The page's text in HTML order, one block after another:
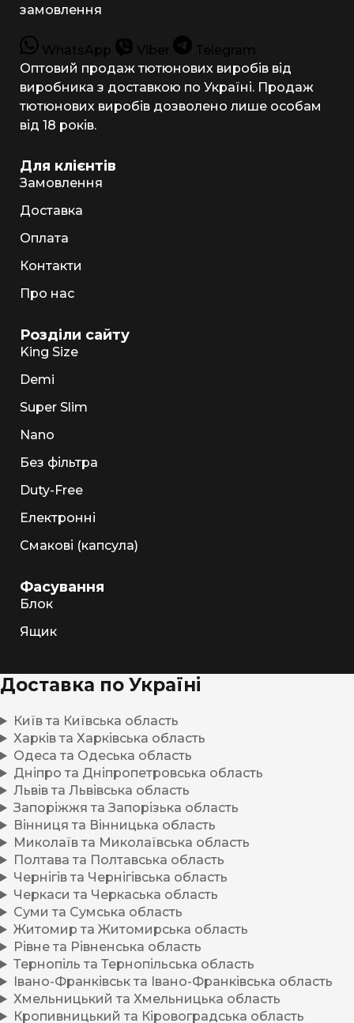
замовлення
WhatsApp Viber
Telegram
Оптовий продаж тютюнових виробів від
виробника з доставкою по Україні. Продаж
тютюнових виробів дозволено лише особам
від 18 років.
Для клієнтів
Замовлення
Доставка
Оплата
Контакти
Про нас
Розділи сайту
King Size
Demi
Super Slim
Nano
Без фільтра
Duty-Free
Електронні
Смакові (капсула)
Фасування
Блок
Ящик
Доставка по Україні
Київ та Київська область
Харків та Харківська область
Одеса та Одеська область
Дніпро та Дніпропетровська область
Львів та Львівська область
Запоріжжя та Запорізька область
Вінниця та Вінницька область
Миколаїв та Миколаївська область
Полтава та Полтавська область
Чернігів та Чернігівська область
Черкаси та Черкаська область
Суми та Сумська область
Житомир та Житомирська область
Рівне та Рівненська область
Тернопіль та Тернопільська область
Івано-Франківськ та Івано-Франківська область
Хмельницький та Хмельницька область
Кропивницький та Кіровоградська область